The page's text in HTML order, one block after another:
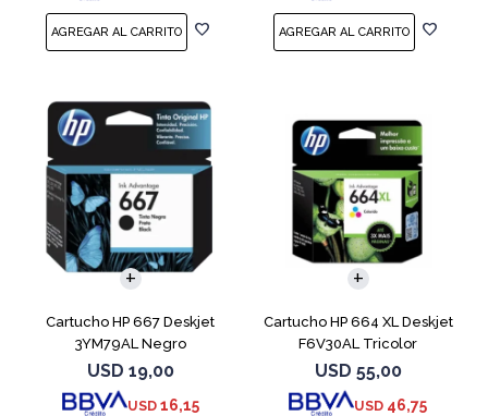
Cartucho HP 667 Deskjet
3YM79AL Negro
USD 19,00
USD 16,15
Cartucho HP 664 XL Deskjet
F6V30AL Tricolor
USD 55,00
USD 46,75